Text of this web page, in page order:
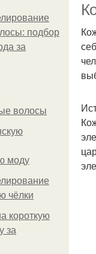
подбор
за
волосы
моду
чёлки
короткую
за